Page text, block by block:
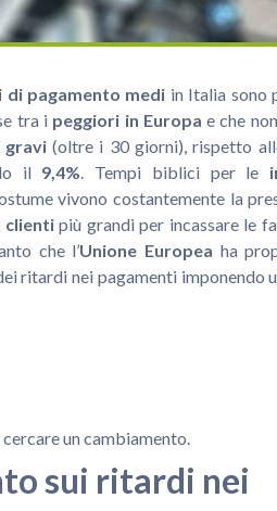
di pagamento medi in Italia sono
tra i peggiori in Europa e che
(oltre i 30 giorni), rispetto
il 9,4%. Tempi biblici per le
vivono costantemente la
clientipiù grandi per incassare le
che l’Unione Europea ha
ritardi nei pagamenti imponendo
cercare un cambiamento.
sui ritardi nei